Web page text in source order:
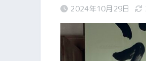
2024年10月29日